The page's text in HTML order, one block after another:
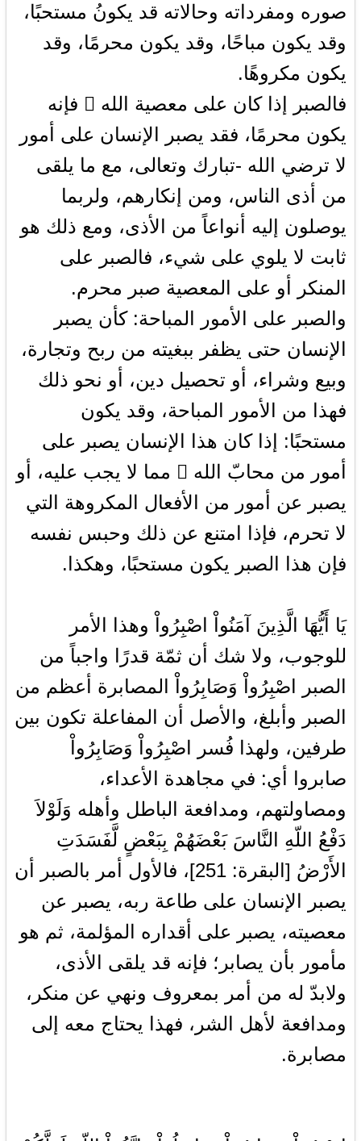
صوره ومفرداته وحالاته قد يكونُ مستحبًا،
وقد يكون مباحًا، وقد يكون محرمًا، وقد
يكون مكروهًا.
فالصبر إذا كان على معصية الله  فإنه
يكون محرمًا، فقد يصبر الإنسان على أمور
لا ترضي الله -تبارك وتعالى، مع ما يلقى
من أذى الناس، ومن إنكارهم، ولربما
يوصلون إليه أنواعاً من الأذى، ومع ذلك هو
ثابت لا يلوي على شيء، فالصبر على
المنكر أو على المعصية صبر محرم.
والصبر على الأمور المباحة: كأن يصبر
الإنسان حتى يظفر ببغيته من ربح وتجارة،
وبيع وشراء، أو تحصيل دين، أو نحو ذلك
فهذا من الأمور المباحة، وقد يكون
مستحبًا: إذا كان هذا الإنسان يصبر على
أمور من محابّ الله  مما لا يجب عليه، أو
يصبر عن أمور من الأفعال المكروهة التي
لا تحرم، فإذا امتنع عن ذلك وحبس نفسه
فإن هذا الصبر يكون مستحبًا، وهكذا.
يَا أَيُّهَا الَّذِينَ آمَنُواْ اصْبِرُواْ وهذا الأمر
للوجوب، ولا شك أن ثمّة قدرًا واجباً من
الصبر اصْبِرُواْ وَصَابِرُواْ المصابرة أعظم من
الصبر وأبلغ، والأصل أن المفاعلة تكون بين
طرفين، ولهذا فُسر اصْبِرُواْ وَصَابِرُواْ
صابروا أي: في مجاهدة الأعداء،
ومصاولتهم، ومدافعة الباطل وأهله وَلَوْلاَ
دَفْعُ اللّهِ النَّاسَ بَعْضَهُمْ بِبَعْضٍ لَّفَسَدَتِ
الأَرْضُ [البقرة: 251]، فالأول أمر بالصبر أن
يصبر الإنسان على طاعة ربه، يصبر عن
معصيته، يصبر على أقداره المؤلمة، ثم هو
مأمور بأن يصابر؛ فإنه قد يلقى الأذى،
ولابدّ له من أمر بمعروف ونهي عن منكر،
ومدافعة لأهل الشر، فهذا يحتاج معه إلى
مصابرة.